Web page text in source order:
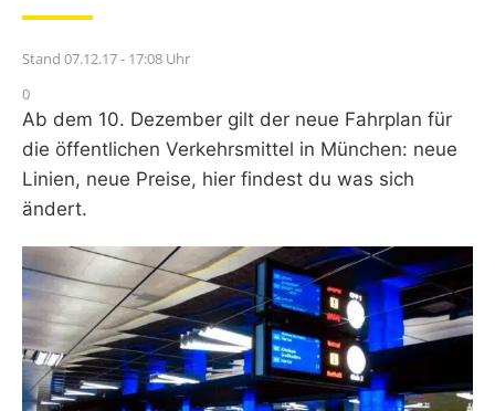
Stand 07.12.17 - 17:08 Uhr
0
Ab dem 10. Dezember gilt der neue Fahrplan für
die öffentlichen Verkehrsmittel in München: neue
Linien, neue Preise, hier findest du was sich
ändert.